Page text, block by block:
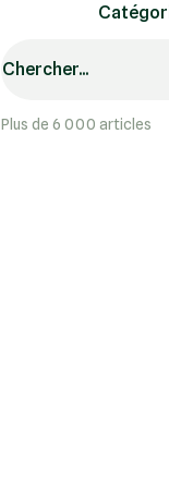
Chercher...
Plus de 6 000 articles